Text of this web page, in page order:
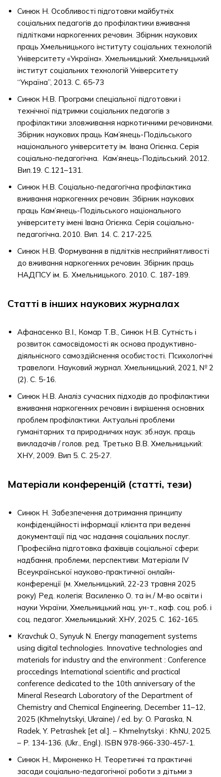
Синюк Н. Особливості підготовки майбутніх
соціальних педагогів до профілактики вживання
підлітками наркогенних речовин. Збірник наукових
праць Хмельницького інституту соціальних технологій
Університету «Україна». Хмельницький: Хмельницький
інститут соціальних технологій Університету
“Україна”, 2013. С. 65-73
Синюк Н.В. Програми спеціальної підготовки і
технічної підтримки соціальних педагогів з
профілактики зловживання наркотичними речовинами.
Збірник наукових праць Кам’янець-Подільського
національного університету ім. Івана Огієнка. Серія
соціально-педагогічна. Кам’янець-Подільський. 2012.
Вип.19. С.121–131.
Синюк Н.В. Соціально-педагогічна профілактика
вживання наркогенних речовин. Збірник наукових
праць Кам’янець-Подільського національного
університету імені Івана Огієнка. Серія соціально-
педагогічна. 2010. Вип. 14. С. 217-225.
Синюк Н.В. Формування в підлітків несприйнятливості
до вживання наркогенних речовин. Збірник праць
НАДПСУ ім. Б. Хмельницького. 2010. С. 187-189.
Статті в інших наукових журналах
Афанасенко В.І., Комар Т.В., Синюк Н.В. Сутність і
розвиток самосвідомості як основа продуктивно-
діяльнісного самоздійснення особистості. Психологічні
травелоги. Науковий журнал. Хмельницький, 2021, № 2
(2). С. 5-16.
Синюк Н.В. Аналіз сучасних підходів до профілактики
вживання наркогенних речовин і вирішення основних
проблем профілактики. Актуальні проблеми
гуманітарних та природничих наук: зб.наук. праць
викладачів / голов. ред. Третько В.В. Хмельницький:
ХНУ, 2009. Вип 5. С. 25-27.
Матеріали конференцій (статті, тези)
Синюк Н. Забезпечення дотримання принципу
конфіденційності інформації клієнта при веденні
документації під час надання соціальних послуг.
Професійна підготовка фахівців соціальної сфери:
надбання, проблеми, перспективи: Матеріали IV
Всеукраїнської науково-практичної онлайн-
конференції (м. Хмельницький, 22-23 травня 2025
року) Ред. колегія: Василенко О. та ін./ М-во освіти і
науки України, Хмельницький нац. ун-т., каф. соц. роб. і
соц. педагог. Хмельницький: ХНУ, 2025. С. 162-165.
Kravchuk O., Synyuk N. Energy management systems
using digital technologies. Innovative technologies and
materials for industry and the environment : Conference
proccedings International scientific and practical
conference dedicated to the 10th anniversary of the
Mineral Research Laboratory of the Department of
Chemistry and Chemical Engineering, December 11–12,
2025 (Khmelnytskyi, Ukraine) / ed. by: O. Paraska, N.
Radek, Y. Petrashek [et al.]. – Khmelnytskyi : KhNU, 2025.
– P. 134-136. (Ukr., Engl.). ISBN 978-966-330-457-1.
Синюк Н., Мироненко Н. Теоретичні та практичні
засади соціально-педагогічної роботи з дітьми з